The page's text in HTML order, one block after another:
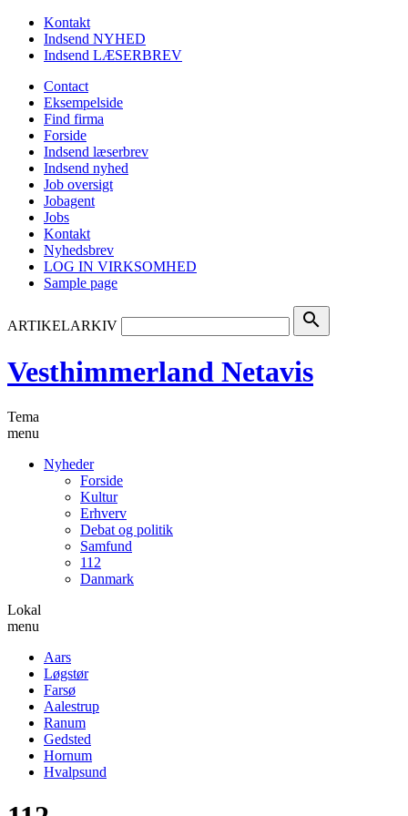
Kontakt
Indsend NYHED
Indsend LÆSERBREV
Contact
Eksempelside
Find firma
Forside
Indsend læserbrev
Indsend nyhed
Job oversigt
Jobagent
Jobs
Kontakt
Nyhedsbrev
LOG IN VIRKSOMHED
Sample page
ARTIKELARKIV search
Vesthimmerland Netavis
Tema
menu
Nyheder
Forside
Kultur
Erhverv
Debat og politik
Samfund
112
Danmark
Lokal
menu
Aars
Løgstør
Farsø
Aalestrup
Ranum
Gedsted
Hornum
Hvalpsund